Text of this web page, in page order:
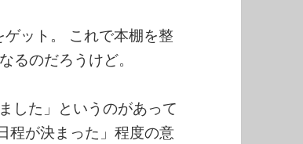
ット。 これで本棚を整
るのだろうけど。
した」というのがあって
程が決まった」程度の意